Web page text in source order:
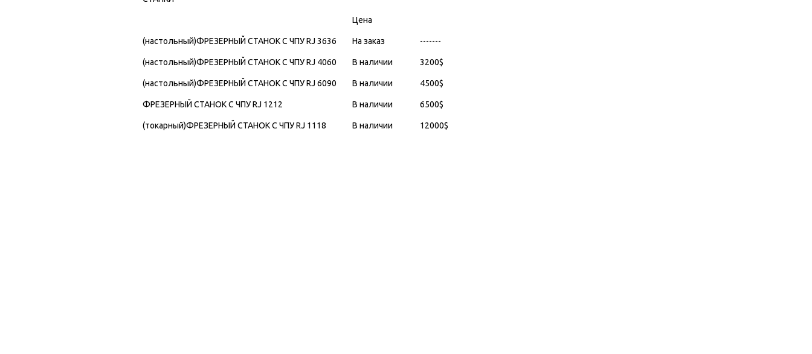
Цена
(настольный)ФРЕЗЕРНЫЙ СТАНОК С ЧПУ RJ 3636 На заказ -------
(настольный)ФРЕЗЕРНЫЙ СТАНОК С ЧПУ RJ 4060 В наличии 3200$
(настольный)ФРЕЗЕРНЫЙ СТАНОК С ЧПУ RJ 6090 В наличии 4500$
ФРЕЗЕРНЫЙ СТАНОК С ЧПУ RJ 1212 В наличии 6500$
(токарный)ФРЕЗЕРНЫЙ СТАНОК С ЧПУ RJ 1118 В наличии 12000$